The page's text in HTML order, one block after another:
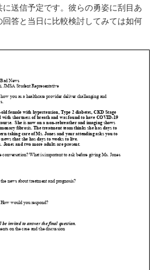
送信予定です。彼らの勇姿に刮目あ
答と当日に比較検討してみては如何